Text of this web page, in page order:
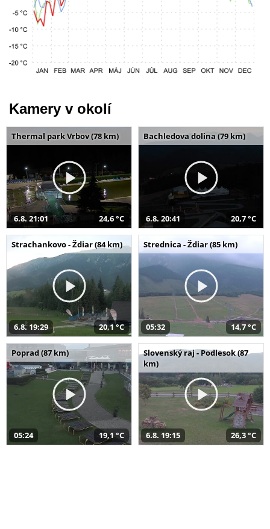
Kamery v okolí
Thermal park Vrbov (78 km)
6.8. 21:01 24,6 °C
Bachledova dolina (79 km)
6.8. 20:41 20,7 °C
Strachankovo - Ždiar (84 km)
6.8. 19:29 20,1 °C
Strednica - Ždiar (85 km)
05:32 14,7 °C
Poprad (87 km)
05:24 19,1 °C
Slovenský raj - Podlesok (87
km)
6.8. 19:15 26,3 °C